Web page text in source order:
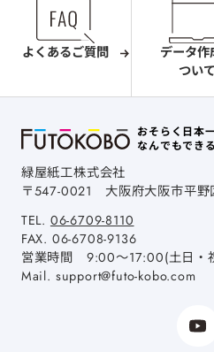
よくあるご質問
データ作
ついて
おそらく日本
なんでもでき
緑屋紙工株式会社
〒547-0021 大阪府大阪市平
TEL. 06-6709-8110
FAX. 06-6708-9136
営業時間 9:00～17:00(土日・
Mail. support@futo-kobo.com